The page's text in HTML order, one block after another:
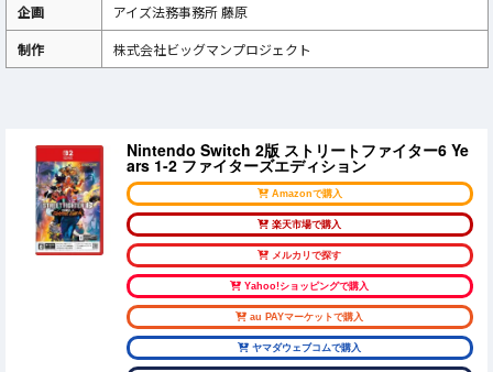
企画
アイズ法務事務所 藤原
制作
株式会社ビッグマンプロジェクト
Nintendo Switch 2版 ストリートファイター6 Ye
ars 1-2 ファイターズエディション
Amazonで購入
楽天市場で購入
メルカリで探す
Yahoo!ショッピングで購入
au PAYマーケットで購入
ヤマダウェブコムで購入